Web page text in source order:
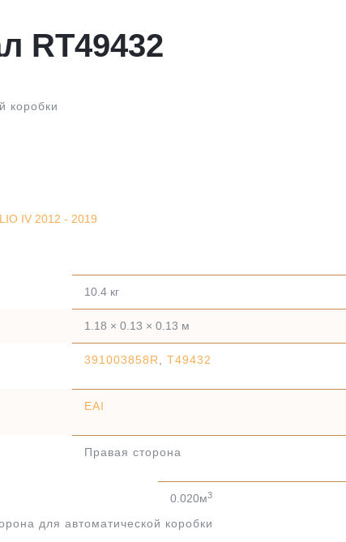
RT49432
коробки
IV 2012 - 2019
10.4 кг
1.18 × 0.13 × 0.13 м
391003858R T49432
EAI
Правая сторона
0.020м3
для автоматической коробки